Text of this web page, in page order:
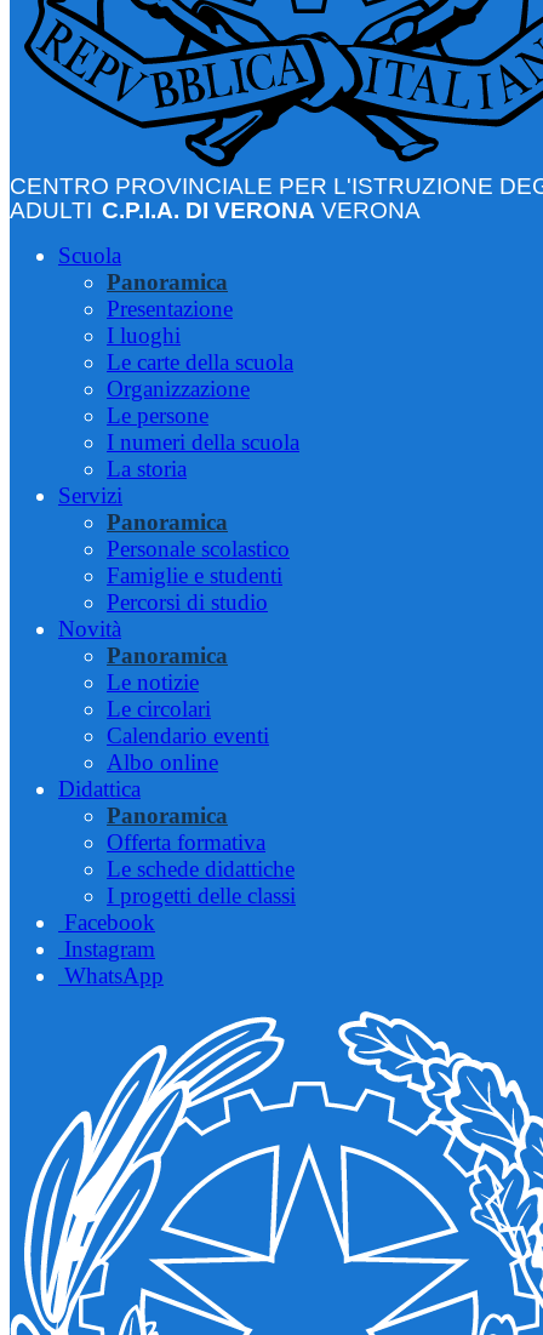
CENTRO PROVINCIALE PER L'ISTRUZIONE
ADULTI C.P.I.A. DI VERONA VERONA
Scuola
Panoramica
Presentazione
I luoghi
Le carte della scuola
Organizzazione
Le persone
I numeri della scuola
La storia
Servizi
Panoramica
Personale scolastico
Famiglie e studenti
Percorsi di studio
Novità
Panoramica
Le notizie
Le circolari
Calendario eventi
Albo online
Didattica
Panoramica
Offerta formativa
Le schede didattiche
I progetti delle classi
Facebook
Instagram
WhatsApp